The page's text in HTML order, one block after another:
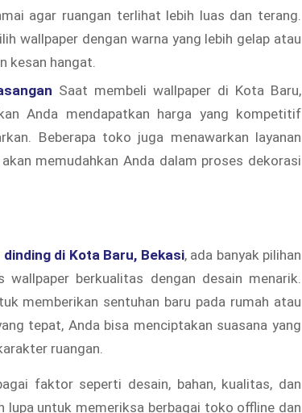
agar ruangan terlihat lebih luas dan terang.
wallpaper dengan warna yang lebih gelap atau
kesan hangat.
Saat membeli wallpaper di Kota Baru,
Anda mendapatkan harga yang kompetitif
Beberapa toko juga menawarkan layanan
memudahkan Anda dalam proses dekorasi
di Kota Baru, Bekasi, ada banyak pilihan
berkualitas dengan desain menarik.
memberikan sentuhan baru pada rumah atau
tepat, Anda bisa menciptakan suasana yang
ruangan.
faktor seperti desain, bahan, kualitas, dan
lupa untuk memeriksa berbagai toko offline dan